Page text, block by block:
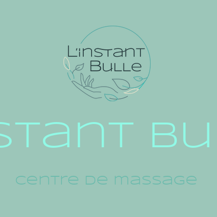
Centre de massage